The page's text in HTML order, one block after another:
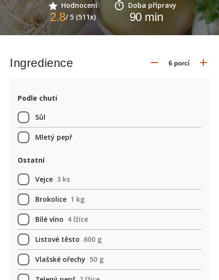
Hodnocení
2.8/ 5 (511x)
Doba přípravy
90min
Ingredience
Podle chuti
Sůl
Mletý pepř
Ostatní
Vejce 3 ks
Brokolice 1 kg
Bílé víno 4 lžíce
Listové těsto 600 g
Vlašské ořechy 50 g